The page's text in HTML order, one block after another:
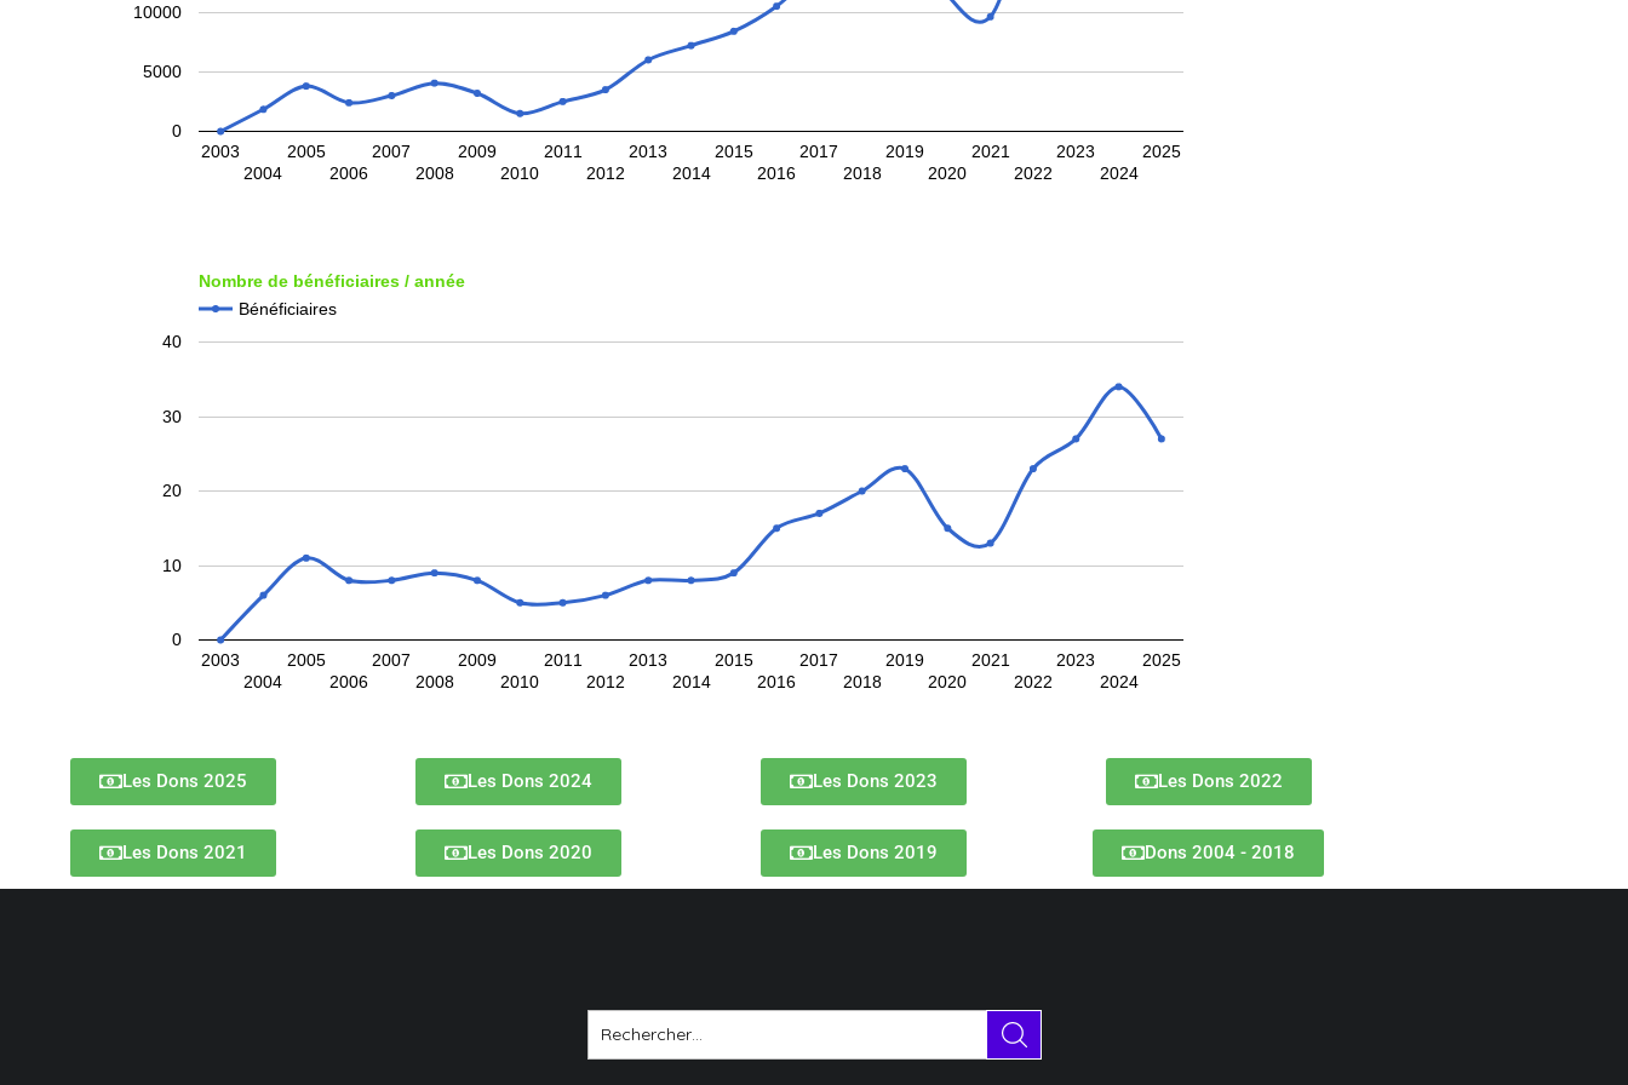
2003
2004
2005
2006
2007
2008
2009
2010
2011
2012
2013
2014
2015
2016
2017
2018
2019
2020
2021
2022
2023
2024
2025
0
5000
10000
Nombre de bénéficiaires / année
Bénéficiaires
2003
2004
2005
2006
2007
2008
2009
2010
2011
2012
2013
2014
2015
2016
2017
2018
2019
2020
2021
2022
2023
2024
2025
0
10
20
30
40
Les Dons 2025 Les Dons 2024 Les Dons 2023 Les Dons 2022
Les Dons 2021 Les Dons 2020 Les Dons 2019 Dons 2004 - 2018